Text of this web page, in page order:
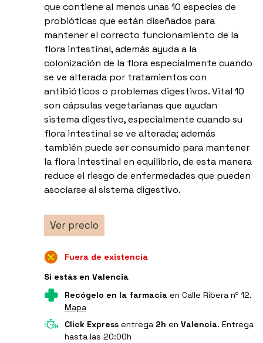
que contiene al menos unas 10 especies de
probióticas que están diseñados para
mantener el correcto funcionamiento de la
flora intestinal, además ayuda a la
colonización de la flora especialmente cuando
se ve alterada por tratamientos con
antibióticos o problemas digestivos. Vital 10
son cápsulas vegetarianas que ayudan
sistema digestivo, especialmente cuando su
flora intestinal se ve alterada; además
también puede ser consumido para mantener
la flora intestinal en equilibrio, de esta manera
reduce el riesgo de enfermedades que pueden
asociarse al sistema digestivo.
Ver precio
Fuera de existencia
Si estás en Valencia
Recógelo en la farmaciaen Calle Ribera nº 12.
Mapa
Click Expressentrega 2h en Valencia. Entrega
hasta las 20:00h